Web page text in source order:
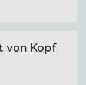
von Kopf